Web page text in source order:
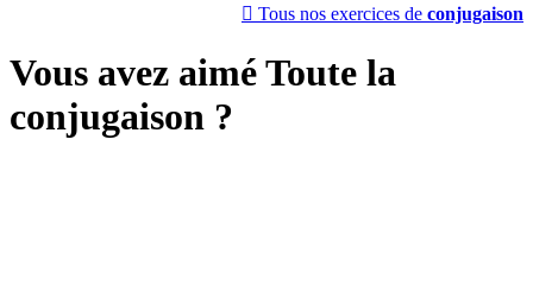
 Tous nos exercices de conjugaison
Vous avez aimé Toute la
conjugaison ?